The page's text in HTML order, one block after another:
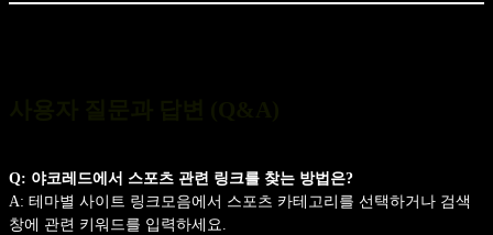
Q: 야코레드에서 스포츠 관련 링크를 찾는 방법은?
A: 테마별 사이트 링크모음에서 스포츠 카테고리를 선택하거나 검색
창에 관련 키워드를 입력하세요.